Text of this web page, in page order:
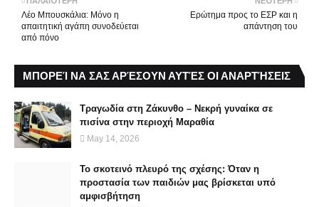
Ερώτημα προς το ΕΣΡ και η
απάντηση του
Λέο Μπουσκάλια: Μόνο η
απαιτητική αγάπη συνοδεύεται
από πόνο
ΜΠΟΡΕΊ ΝΑ ΣΑΣ ΑΡΈΣΟΥΝ ΑΥΤΈΣ ΟΙ ΑΝΑΡΤΉΣΕΙΣ
Τραγωδία στη Ζάκυνθο – Νεκρή γυναίκα σε
πισίνα στην περιοχή Μαραθία
May 14, 2026
Το σκοτεινό πλευρό της σχέσης: Όταν η
προστασία των παιδιών μας βρίσκεται υπό
αμφισβήτηση